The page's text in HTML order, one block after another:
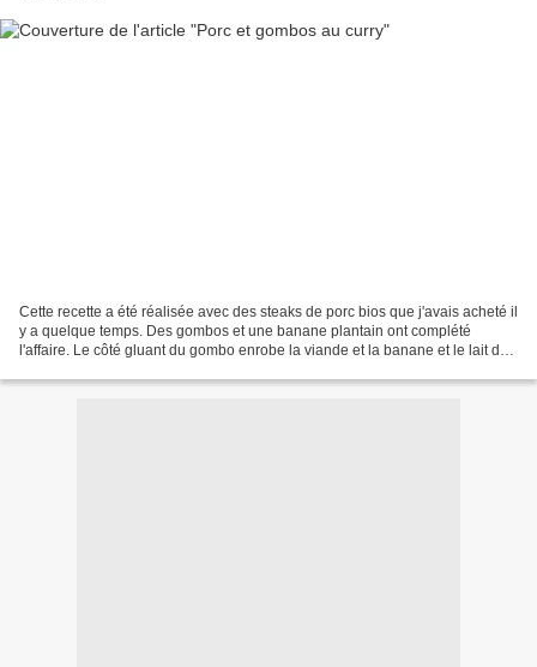
Cette recette a été réalisée avec des steaks de porc bios que j'avais acheté il
y a quelque temps. Des gombos et une banane plantain ont complété
l'affaire. Le côté gluant du gombo enrobe la viande et la banane et le lait de